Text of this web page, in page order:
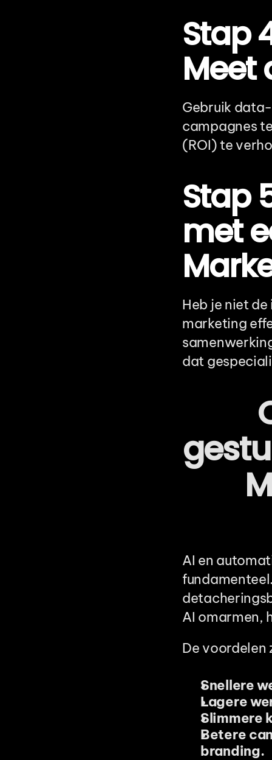
Stap
Meet
Gebruik
campagnes
(ROI) te
Stap
met
Heb je niet
marketing
dat
AI en
AI omarmen,
De voordelen
Snellere
Lagere
Slimmere
Betere
branding.